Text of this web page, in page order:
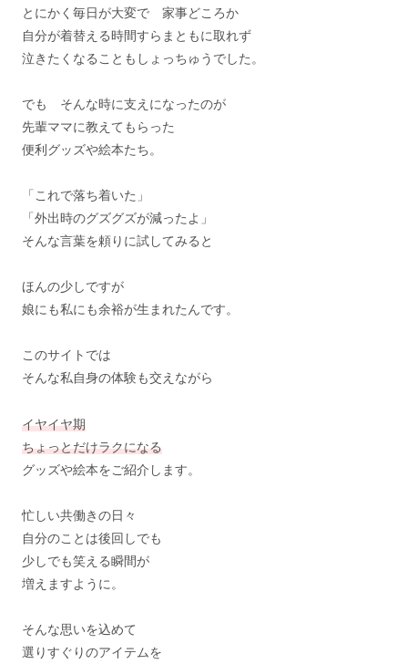
とにかく毎日が大変で 家事どころか
自分が着替える時間すらまともに取れず
泣きたくなることもしょっちゅうでした。
でも そんな時に支えになったのが
先輩ママに教えてもらった
便利グッズや絵本たち。
「これで落ち着いた」
「外出時のグズグズが減ったよ」
そんな言葉を頼りに試してみると
ほんの少しですが
娘にも私にも余裕が生まれたんです。
このサイトでは
そんな私自身の体験も交えながら
イヤイヤ期
ちょっとだけラクになる
グッズや絵本をご紹介します。
忙しい共働きの日々
自分のことは後回しでも
少しでも笑える瞬間が
増えますように。
そんな思いを込めて
選りすぐりのアイテムを